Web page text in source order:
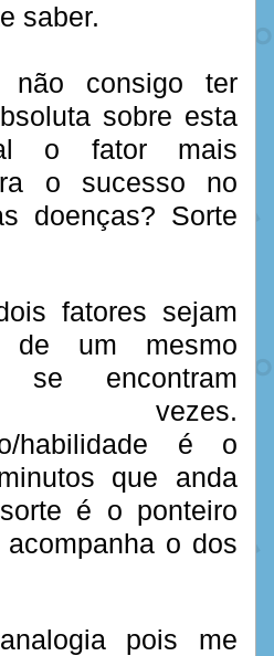
saber.
não consigo ter
sobre esta
o fator mais
o sucesso no
doenças? Sorte
fatores sejam
de um mesmo
se encontram
vezes.
habilidade é o
que anda
é o ponteiro
o dos
pois me